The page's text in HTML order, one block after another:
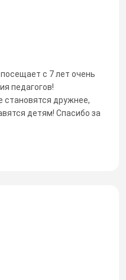
с 7 лет очень
педагогов!
становятся дружнее,
детям! Спасибо за